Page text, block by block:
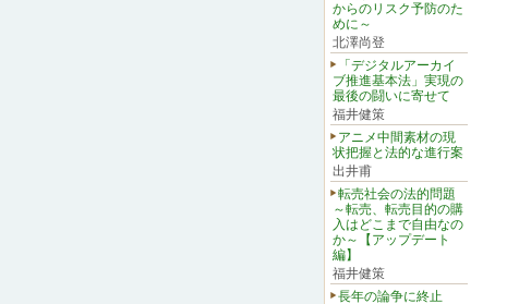
からのリスク予防のた
めに～
北澤尚登
「デジタルアーカイ
ブ推進基本法」実現の
最後の闘いに寄せて
福井健策
アニメ中間素材の現
状把握と法的な進行案
出井甫
転売社会の法的問題
～転売、転売目的の購
入はどこまで自由なの
か～【アップデート
編】
福井健策
長年の論争に終止